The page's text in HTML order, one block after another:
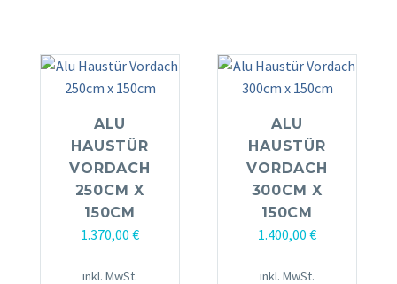
ALU
HAUSTÜR
VORDACH
250CM X
150CM
1.370,00 €
inkl. MwSt.
ALU
HAUSTÜR
VORDACH
300CM X
150CM
1.400,00 €
inkl. MwSt.